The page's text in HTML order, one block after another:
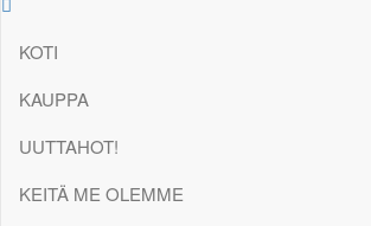
KOTI
KAUPPA
UUTTAHOT!
KEITÄ ME OLEMME